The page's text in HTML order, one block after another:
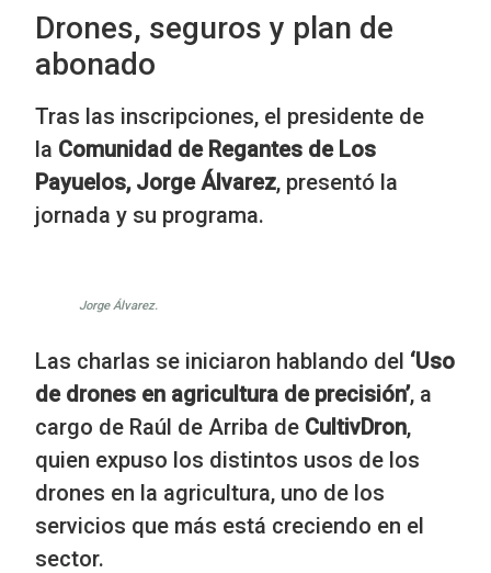
Drones, seguros y plan de
abonado
Tras las inscripciones, el presidente de
la Comunidad de Regantes de Los
Payuelos, Jorge Álvarez, presentó la
jornada y su programa.
Jorge Álvarez.
Las charlas se iniciaron hablando del ‘Uso
de drones en agricultura de precisión’, a
cargo de Raúl de Arriba de CultivDron,
quien expuso los distintos usos de los
drones en la agricultura, uno de los
servicios que más está creciendo en el
sector.